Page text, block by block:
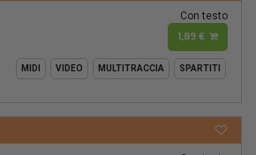
Con testo
1,89 €
MIDI VIDEO MULTITRACCIA SPARTITI